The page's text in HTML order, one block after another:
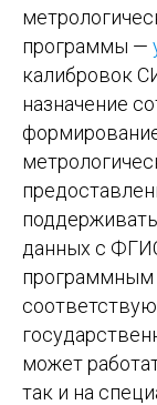
программы —
калибровок
назначение
данных с
программным
может
так и на